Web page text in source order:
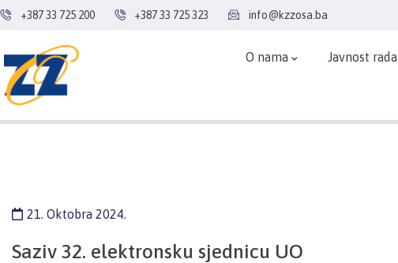
+387 33 725 200 +387 33 725 323 info@kzzosa.ba
O nama Javnost rada
21. Oktobra 2024.
Saziv 32. elektronsku sjednicu UO